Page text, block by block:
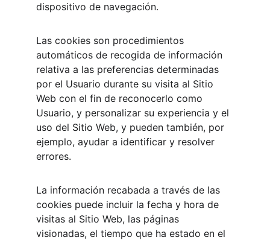
dispositivo de navegación.
Las cookies son procedimientos
automáticos de recogida de información
relativa a las preferencias determinadas
por el Usuario durante su visita al Sitio
Web con el fin de reconocerlo como
Usuario, y personalizar su experiencia y el
uso del Sitio Web, y pueden también, por
ejemplo, ayudar a identificar y resolver
errores.
La información recabada a través de las
cookies puede incluir la fecha y hora de
visitas al Sitio Web, las páginas
visionadas, el tiempo que ha estado en el